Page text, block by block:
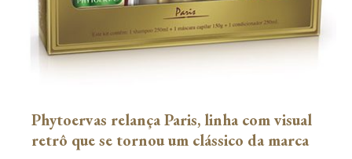
Phytoervas relança Paris, linha com visual
retrô que se tornou um clássico da marca